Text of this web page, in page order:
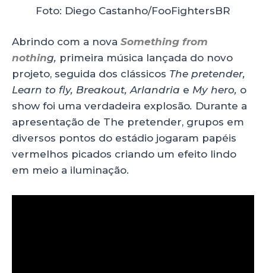
Foto: Diego Castanho/FooFightersBR
Abrindo com a nova Something from
nothing, primeira música lançada do novo
projeto, seguida dos clássicos The pretender,
Learn to fly, Breakout, Arlandria e My hero, o
show foi uma verdadeira explosão. Durante a
apresentação de The pretender, grupos em
diversos pontos do estádio jogaram papéis
vermelhos picados criando um efeito lindo
em meio a iluminação.